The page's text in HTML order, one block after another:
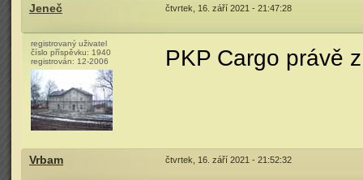
Jeneč čtvrtek, 16. září 2021 - 21:47:28
registrovaný uživatel
číslo příspěvku: 1940
registrován: 12-2006 PKP Cargo právě
Vrbam čtvrtek, 16. září 2021 - 21:52:32